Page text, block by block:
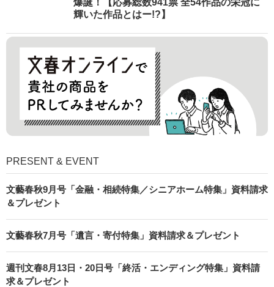
爆誕！【応募総数941票 全54作品の栄冠に
輝いた作品とはー!?】
PRESENT & EVENT
文藝春秋9月号「金融・相続特集／シニアホーム特集」資料請求
＆プレゼント
文藝春秋7月号「遺言・寄付特集」資料請求＆プレゼント
週刊文春8月13日・20日号「終活・エンディング特集」資料請
求＆プレゼント